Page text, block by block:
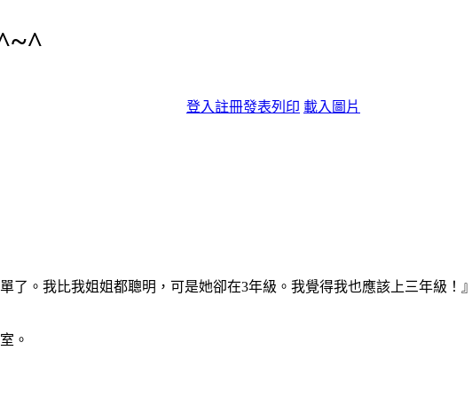
登入註冊發表列印 載入圖片
了。我比我姐姐都聰明，可是她卻在3年級。我覺得我也應該上三年級！』
。